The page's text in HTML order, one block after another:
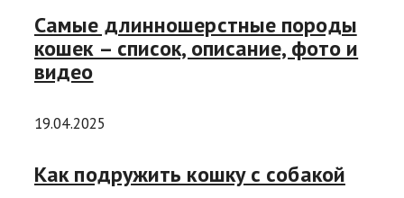
Самые длинношерстные породы
кошек – список, описание, фото и
видео
19.04.2025
Как подружить кошку с собакой